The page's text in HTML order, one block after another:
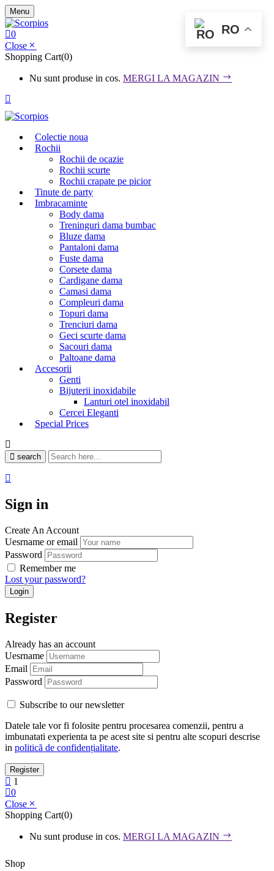
Menu
0
Close
Shopping Cart(0)
Nu sunt produse in cos. MERGI LA MAGAZIN
Colectie noua
Rochii
Rochii de ocazie
Rochii scurte
Rochii crapate pe picior
Tinute de party
Imbracaminte
Body dama
Treninguri dama bumbac
Bluze dama
Pantaloni dama
Fuste dama
Corsete dama
Cardigane dama
Camasi dama
Compleuri dama
Topuri dama
Trenciuri dama
Geci scurte dama
Sacouri dama
Paltoane dama
Accesorii
Genti
Bijuterii inoxidabile
Lanturi otel inoxidabil
Cercei Eleganti
Special Prices
search
Sign in
Create An Account
Uesrname or email
Password
Remember me
Lost your password?
Register
Already has an account
Uesrname
Email
Password
Subscribe to our newsletter
Datele tale vor fi folosite pentru procesarea comenzii, pentru a
imbunatati experienta ta pe acest site si pentru alte scopuri descrise
in politică de confidențialitate.
1
0
Close
Shopping Cart(0)
Nu sunt produse in cos. MERGI LA MAGAZIN
Shop
RO